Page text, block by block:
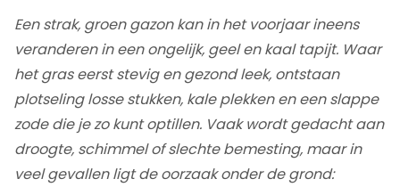
Een strak, groen gazon kan in het voorjaar ineens
veranderen in een ongelijk, geel en kaal tapijt. Waar
het gras eerst stevig en gezond leek, ontstaan
plotseling losse stukken, kale plekken en een slappe
zode die je zo kunt optillen. Vaak wordt gedacht aan
droogte, schimmel of slechte bemesting, maar in
veel gevallen ligt de oorzaak onder de grond: